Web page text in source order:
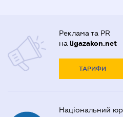
Реклама та PR
на ligazakon.net
ТАРИФИ
Національний